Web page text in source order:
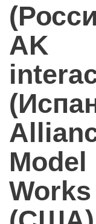
AK
Model
Works